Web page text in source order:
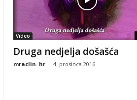
Video
Druga nedjelja došašća
mraclin. hr - 4. prosinca 2016.